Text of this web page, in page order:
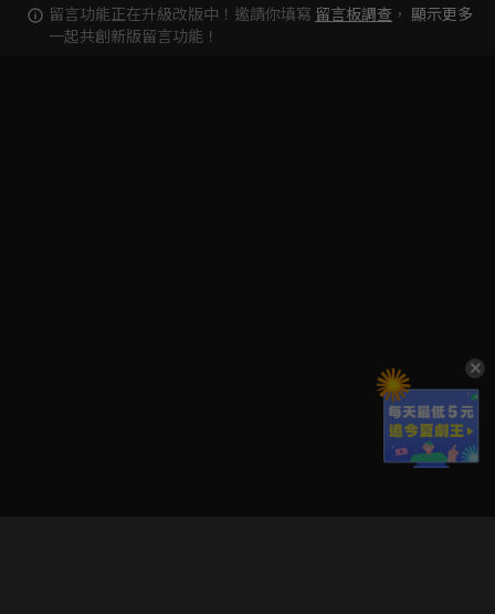
留言功能正在升級改版中！邀請你填寫 留言板調查 ，
一起共創新版留言功能！
顯示更多